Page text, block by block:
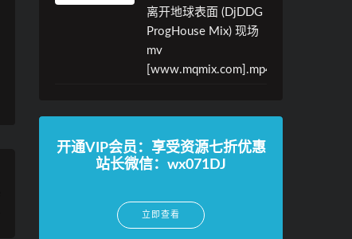
离开地球表面 (DjDDG
ProgHouse Mix) 现场
mv
[www.mqmix.com].mp4
开通VIP会员：享受资源七折优惠
站长微信：wx071DJ
立即查看